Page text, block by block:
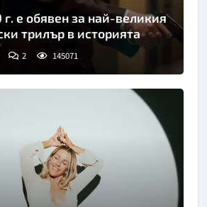
е обявен за най-великия
трилър в историята
2 145071